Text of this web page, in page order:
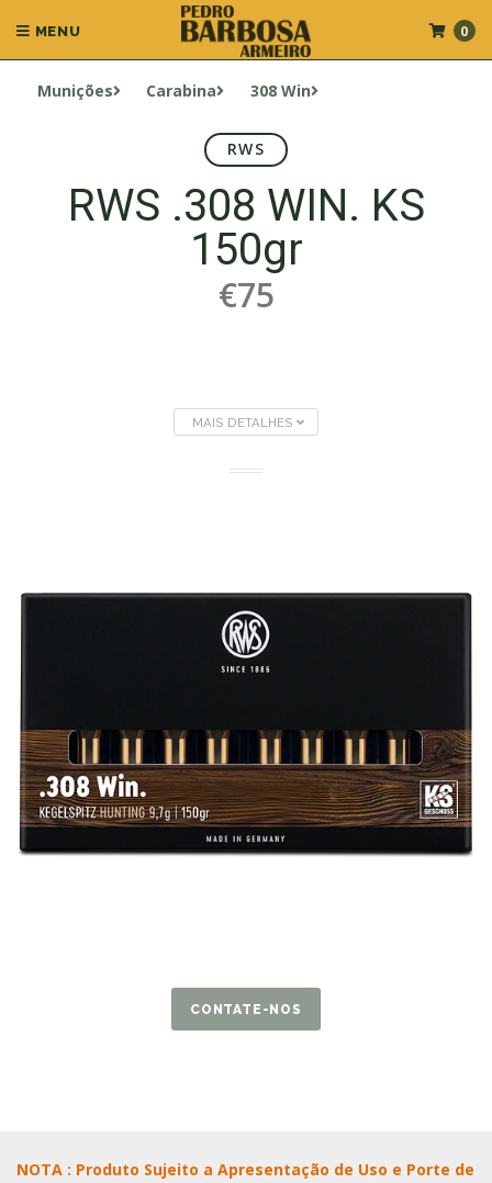
MENU 0
Munições Carabina 308 Win
RWS
RWS .308 WIN. KS
150gr
€75
MAIS DETALHES
CONTATE-NOS
NOTA : Produto Sujeito a Apresentação de Uso e Porte de